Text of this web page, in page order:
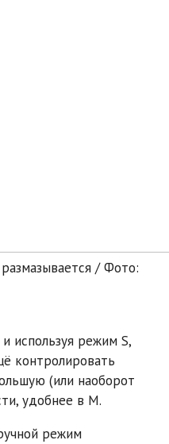
/ Фото:
используя режим S,
контролировать
(или наоборот
удобнее в М.
режим